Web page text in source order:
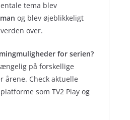
tema blev
og blev øjeblikkeligt
over.
for serien?
på forskellige
årene. Check aktuelle
som TV2 Play og